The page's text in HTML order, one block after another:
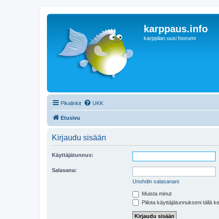
karppaus.info
karppilan uusi foorumi
Pikalinkit UKK
Etusivu
Kirjaudu sisään
Käyttäjätunnus:
Salasana:
Unohdin salasanani
Muista minut
Piilota käyttäjätunnukseni tällä